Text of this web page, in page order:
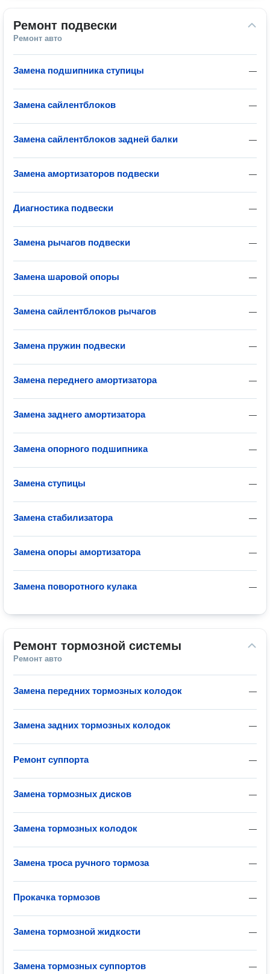
Ремонт подвески
Ремонт авто
—
Замена подшипника ступицы
—
Замена сайлентблоков
—
Замена сайлентблоков задней балки
—
Замена амортизаторов подвески
—
Диагностика подвески
—
Замена рычагов подвески
—
Замена шаровой опоры
—
Замена сайлентблоков рычагов
—
Замена пружин подвески
—
Замена переднего амортизатора
—
Замена заднего амортизатора
—
Замена опорного подшипника
—
Замена ступицы
—
Замена стабилизатора
—
Замена опоры амортизатора
—
Замена поворотного кулака
Ремонт тормозной системы
Ремонт авто
—
Замена передних тормозных колодок
—
Замена задних тормозных колодок
—
Ремонт суппорта
—
Замена тормозных дисков
—
Замена тормозных колодок
—
Замена троса ручного тормоза
—
Прокачка тормозов
—
Замена тормозной жидкости
—
Замена тормозных суппортов